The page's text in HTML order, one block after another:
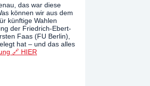
das war diese
können wir aus dem
künftige Wahlen
der Friedrich-Ebert-
Faas (FU Berlin),
hat – und das alles
🔗 HIER